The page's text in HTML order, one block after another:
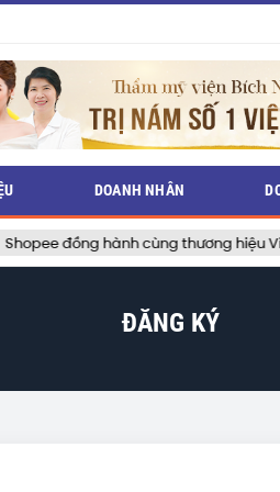
đồng hành cùng thương hiệu
DOANH NHÂN
ĐĂNG KÝ